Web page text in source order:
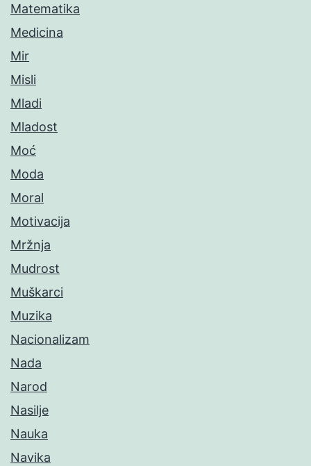
Matematika
Medicina
Mir
Misli
Mladi
Mladost
Moć
Moda
Moral
Motivacija
Mržnja
Mudrost
Muškarci
Muzika
Nacionalizam
Nada
Narod
Nasilje
Nauka
Navika